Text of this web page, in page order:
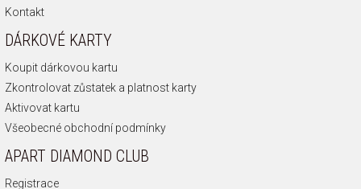
Kontakt
DÁRKOVÉ KARTY
Koupit dárkovou kartu
Zkontrolovat zůstatek a platnost karty
Aktivovat kartu
Všeobecné obchodní podmínky
APART DIAMOND CLUB
Registrace